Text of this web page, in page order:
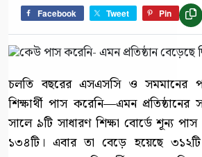
Facebook Tweet Pin
চলতি বছরের এসএসসি ও সমমানের
শিক্ষার্থী পাস করেনি—এমন
সালে ৯টি সাধারণ শিক্ষা বোর্ডে শূন্য পাস
১৩৪টি। এবার তা বেড়ে হয়েছে